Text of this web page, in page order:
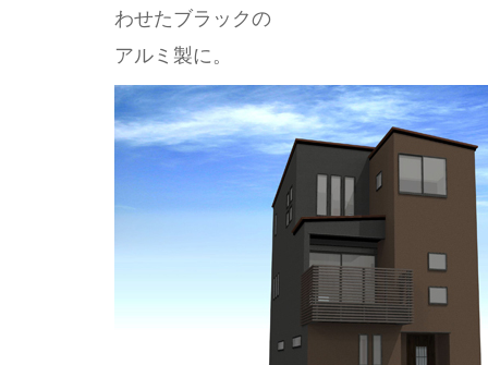
わせたブラックの
アルミ製に。